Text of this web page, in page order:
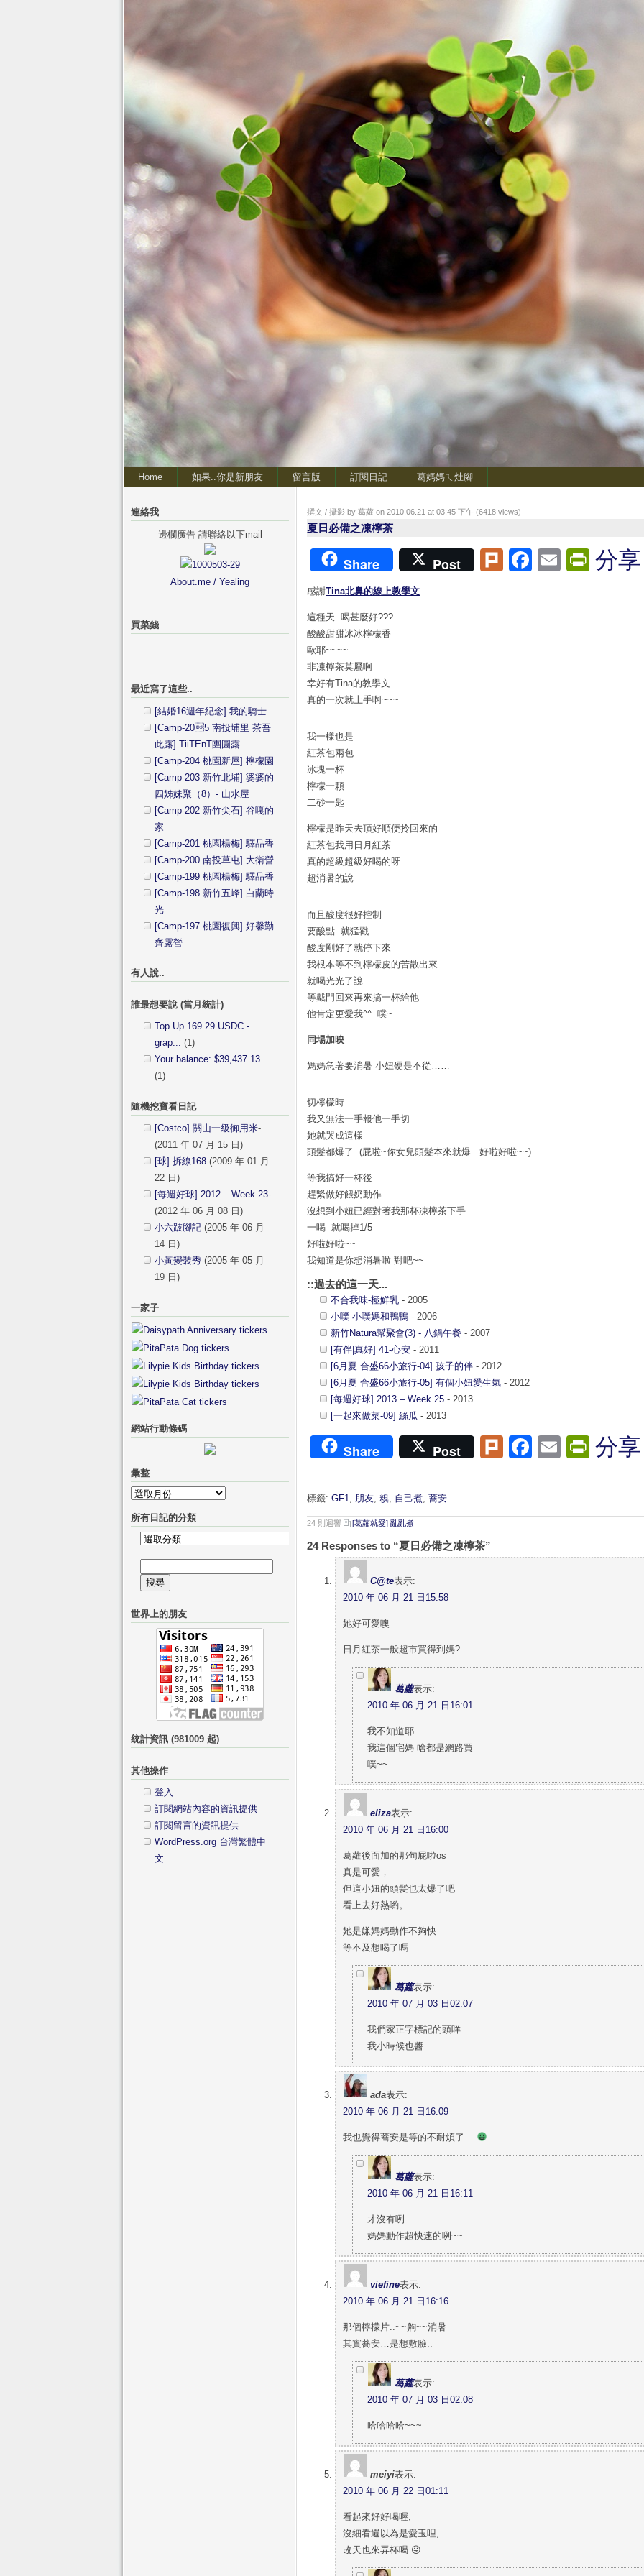
Home 如果..你是新朋友 留言版 訂閱日記 葛媽媽ㄟ灶腳
撰文 / 攝影 by 葛蘿 on 2010.06.21 at 03:45 下午 (6418 views)
夏日必備之凍檸茶
Share Post PlurkFacebook
Email分享
感謝Tina北鼻的線上教學文
這種天 喝甚麼好???
酸酸甜甜冰冰檸檬香
歐耶~~~~
非凍檸茶莫屬啊
幸好有Tina的教學文
真的一次就上手啊~~~
我一樣也是
紅茶包兩包
冰塊一杯
檸檬一顆
二砂一匙
檸檬是昨天去頂好順便拎回來的
紅茶包我用日月紅茶
真的超級超級好喝的呀
超消暑的說
而且酸度很好控制
要酸點 就猛戳
酸度剛好了就停下來
我根本等不到檸檬皮的苦散出來
就喝光光了說
等戴門回來再來搞一杯給他
他肯定更愛我^^ 噗~
同場加映
媽媽急著要消暑 小妞硬是不從……
切檸檬時
我又無法一手報他一手切
她就哭成這樣
頭髮都爆了 (屁啦~你女兒頭髮本來就爆 好啦好啦~~)
等我搞好一杯後
趕緊做好餵奶動作
沒想到小妞已經對著我那杯凍檸茶下手
一喝 就喝掉1/5
好啦好啦~~
我知道是你想消暑啦 對吧~~
::過去的這一天...
不合我味-極鮮乳 - 2005
小噗 小噗媽和鴨鴨 - 2006
新竹Natura幫聚會(3) - 八鍋午餐 - 2007
[有伴|真好] 41-心安 - 2011
[6月夏 合盛66小旅行-04] 孩子的伴 - 2012
[6月夏 合盛66小旅行-05] 有個小妞愛生氣 - 2012
[每週好球] 2013 – Week 25 - 2013
[一起來做菜-09] 絲瓜 - 2013
Share Post PlurkFacebook
Email分享
標籤: GF1, 朋友, 糗, 自己煮, 蕎安
24 則迴響 [葛蘿就愛] 亂亂煮
24 Responses to “夏日必備之凍檸茶”
C@te表示:
2010 年 06 月 21 日15:58
她好可愛噢
日月紅茶一般超市買得到媽?
葛蘿表示:
2010 年 06 月 21 日16:01
我不知道耶
我這個宅媽 啥都是網路買
噗~~
eliza表示:
2010 年 06 月 21 日16:00
葛蘿後面加的那句屁啦os
真是可愛，
但這小妞的頭髪也太爆了吧
看上去好熱喲。
她是嫌媽媽動作不夠快
等不及想喝了嗎
葛蘿表示:
2010 年 07 月 03 日02:07
我們家正字標記的頭咩
我小時候也醬
ada表示:
2010 年 06 月 21 日16:09
我也覺得蕎安是等的不耐煩了…
葛蘿表示:
2010 年 06 月 21 日16:11
才沒有咧
媽媽動作超快速的咧~~
viefine表示:
2010 年 06 月 21 日16:16
那個檸檬片..~~齁~~消暑
其實蕎安…是想敷臉..
葛蘿表示:
2010 年 07 月 03 日02:08
哈哈哈哈~~~
meiyi表示:
2010 年 06 月 22 日01:11
看起來好好喝喔,
沒細看還以為是愛玉哩,
改天也來弄杯喝 😛
連絡我
邊欄廣告 請聯絡以下mail
About.me / Yealing
買菜錢
最近寫了這些..
[結婚16週年紀念] 我的騎士
[Camp-205 南投埔里 茶吾
此露] TiiTEnT團圓露
[Camp-204 桃園新屋] 檸檬園
[Camp-203 新竹北埔] 婆婆的
四姊妹聚（8）- 山水屋
[Camp-202 新竹尖石] 谷嘎的
家
[Camp-201 桃園楊梅] 驛品香
[Camp-200 南投草屯] 大衛營
[Camp-199 桃園楊梅] 驛品香
[Camp-198 新竹五峰] 白蘭時
光
[Camp-197 桃園復興] 好馨勤
齊露營
有人說..
誰最想要說 (當月統計)
Top Up 169.29 USDC -
grap... (1)
Your balance: $39,437.13 ...
(1)
隨機挖寶看日記
[Costco] 關山一級御用米-
(2011 年 07 月 15 日)
[球] 拆線168-(2009 年 01 月
22 日)
[每週好球] 2012 – Week 23-
(2012 年 06 月 08 日)
小六跛腳記-(2005 年 06 月
14 日)
小黃變裝秀-(2005 年 05 月
19 日)
一家子
網站行動條碼
彙整
彙
整
所有日記的分類
所
日
記
分
尋
鍵
世界上的朋友
統計資訊 (981009 起)
其他操作
登入
訂閱網站內容的資訊提供
訂閱留言的資訊提供
WordPress.org 台灣繁體中
文